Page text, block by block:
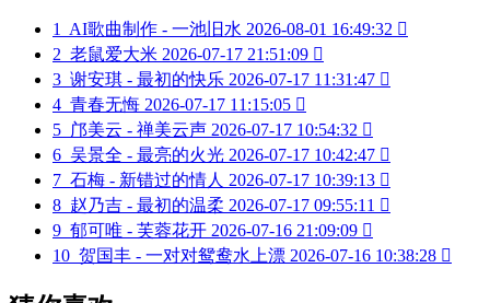
1 AI歌曲制作 - 一池旧水 2026-08-01 16:49:32 
2 老鼠爱大米 2026-07-17 21:51:09 
3 谢安琪 - 最初的快乐 2026-07-17 11:31:47 
4 青春无悔 2026-07-17 11:15:05 
5 邝美云 - 禅美云声 2026-07-17 10:54:32 
6 吴景全 - 最亮的火光 2026-07-17 10:42:47 
7 石梅 - 新错过的情人 2026-07-17 10:39:13 
8 赵乃吉 - 最初的温柔 2026-07-17 09:55:11 
9 郁可唯 - 芙蓉花开 2026-07-16 21:09:09 
10 贺国丰 - 一对对鸳鸯水上漂 2026-07-16 10:38:28 